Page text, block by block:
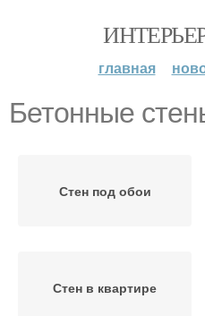
главная
Бетонные
Стен под обои
Стен в квартире